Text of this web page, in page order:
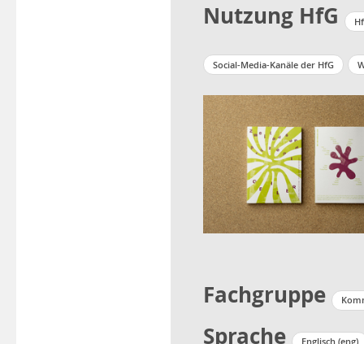
Nutzung HfG
Social-Media-Kanäle der HfG
Fachgruppe
Sprache Englisch (eng)